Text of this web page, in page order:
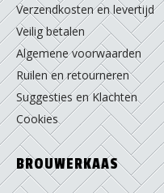
Verzendkosten en levertijd
Veilig betalen
Algemene voorwaarden
Ruilen en retourneren
Suggesties en Klachten
Cookies
BROUWERKAAS